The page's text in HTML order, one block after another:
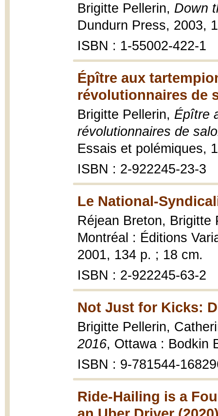
Brigitte Pellerin, Down
Dundurn Press, 2003,
ISBN : 1-55002-422-1
Épître aux
révolutionnaires de
Brigitte Pellerin, Épître
révolutionnaires de
Essais et polémiques,
ISBN : 2-922245-23-3
Le National-
Réjean Breton, Brigitte
Montréal : Éditions
2001, 134 p. ; 18 cm.
ISBN : 2-922245-63-2
Not Just for Kicks:
Brigitte Pellerin,
2016, Ottawa : Bodkin
ISBN : 9-781544-
Ride-Hailing is a